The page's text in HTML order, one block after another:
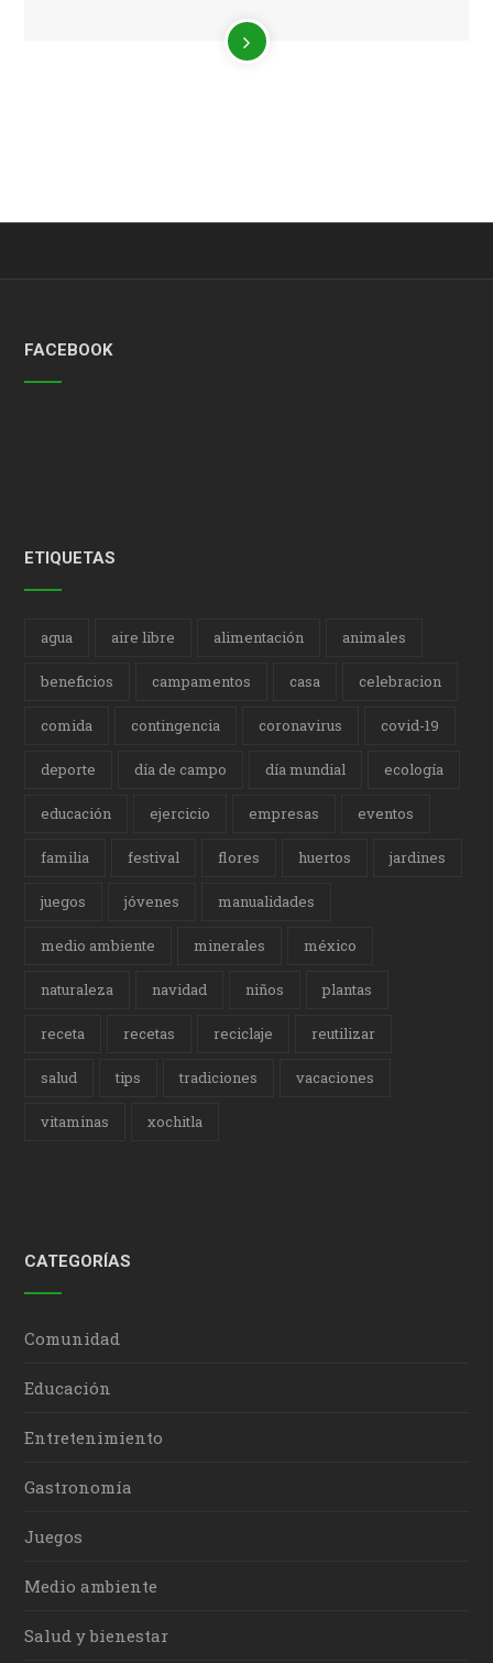
FACEBOOK
ETIQUETAS
agua aire libre alimentación animales
beneficios campamentos casa celebracion
comida contingencia coronavirus covid-19
deporte día de campo día mundial ecología
educación ejercicio empresas eventos
familia festival flores huertos jardines
juegos jóvenes manualidades
medio ambiente minerales méxico
naturaleza navidad niños plantas
receta recetas reciclaje reutilizar
salud tips tradiciones vacaciones
vitaminas xochitla
CATEGORÍAS
Comunidad
Educación
Entretenimiento
Gastronomía
Juegos
Medio ambiente
Salud y bienestar